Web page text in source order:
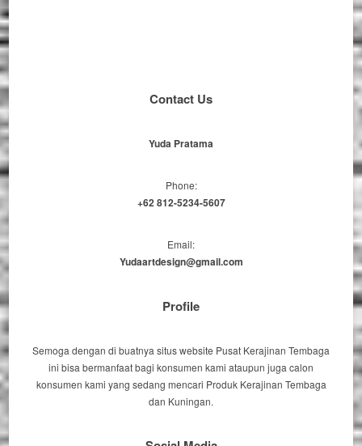
Contact Us
Yuda Pratama
Phone:
+62 812-5234-5607
Email:
Yudaartdesign@gmail.com
Profile
Semoga dengan di buatnya situs website Pusat Kerajinan Tembaga
ini bisa bermanfaat bagi konsumen kami ataupun juga calon
konsumen kami yang sedang mencari Produk Kerajinan Tembaga
dan Kuningan.